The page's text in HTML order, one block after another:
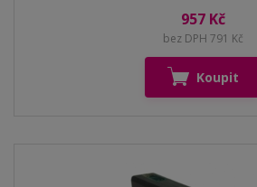
957 Kč
bez DPH 791 Kč
Koupit